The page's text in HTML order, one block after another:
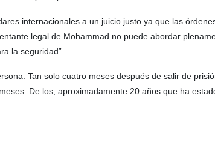
internacionales a un juicio justo ya que las
legal de Mohammad no puede abordar
la seguridad”.
Tan solo cuatro meses después de salir de
De los, aproximadamente 20 años que ha